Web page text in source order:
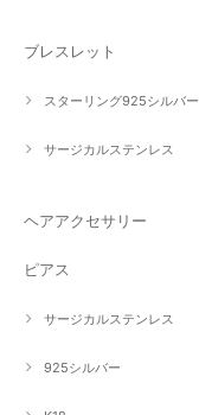
ブレスレット
スターリング925シルバー
サージカルステンレス
ヘアアクセサリー
ピアス
サージカルステンレス
925シルバー